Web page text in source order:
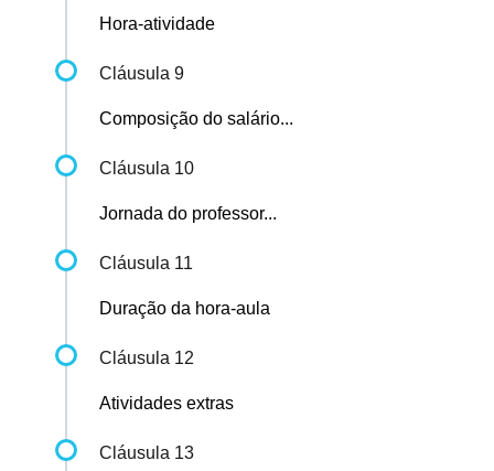
Hora-atividade
Cláusula 9
Composição do salário...
Cláusula 10
Jornada do professor...
Cláusula 11
Duração da hora-aula
Cláusula 12
Atividades extras
Cláusula 13